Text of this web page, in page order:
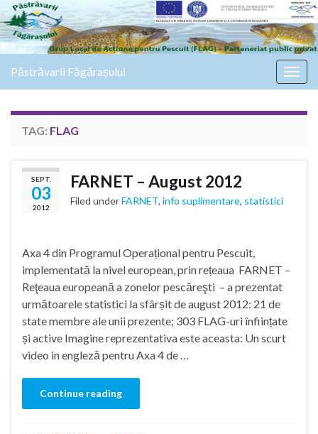
Păstrăvarii Făgărașului
TAG: FLAG
SEPT.
03
2012
FARNET – August 2012
Filed underFARNET, info suplimentare, statistici
Axa 4 din Programul Operațional pentru Pescuit,
implementată la nivel european, prin rețeaua FARNET –
Reţeaua europeană a zonelor pescăreşti – a prezentat
următoarele statistici la sfârșit de august 2012: 21 de
state membre ale unii prezente; 303 FLAG-uri înființate
și active Imagine reprezentativa este aceasta: Un scurt
video in engleză pentru Axa 4 de …
Continue reading